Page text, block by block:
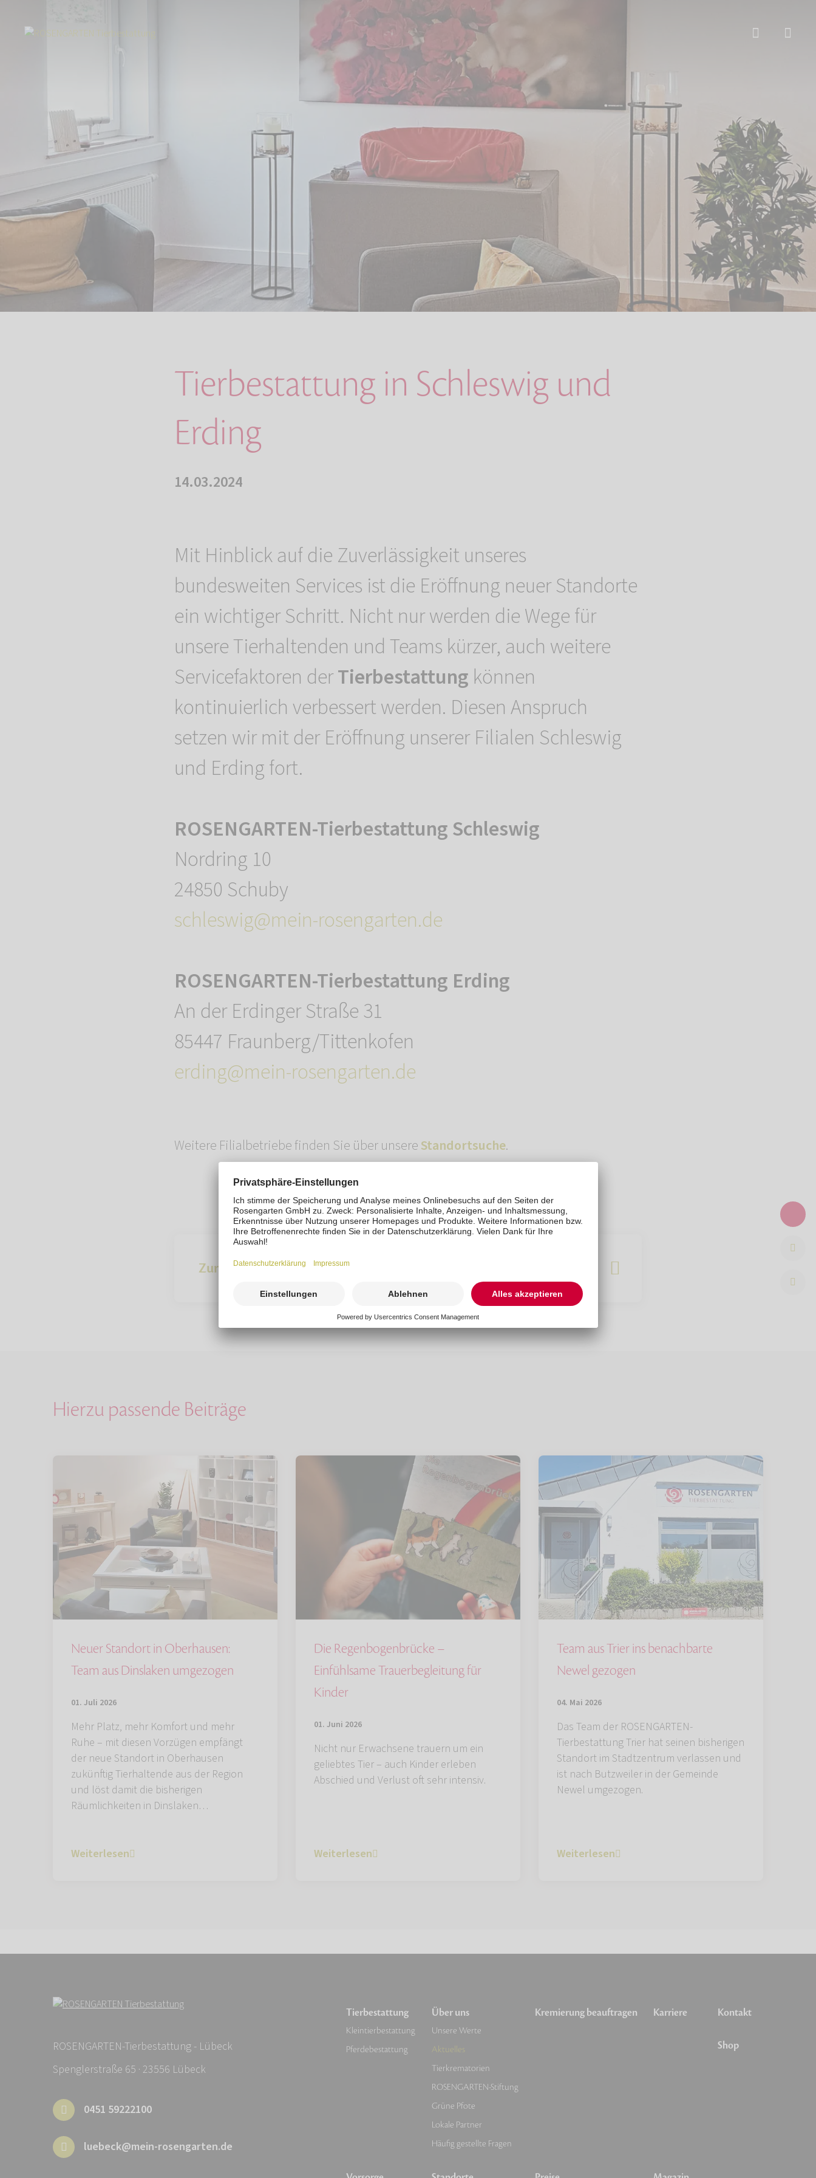
Tierbestattung in Schleswig und
Erding
14.03.2024
Mit Hinblick auf die Zuverlässigkeit unseres
bundesweiten Services ist die Eröffnung neuer Standorte
ein wichtiger Schritt. Nicht nur werden die Wege für
unsere Tierhaltenden und Teams kürzer, auch weitere
Servicefaktoren derTierbestattung können
kontinuierlich verbessert werden. Diesen Anspruch
setzen wir mit der Eröffnung unserer Filialen Schleswig
und Erding fort.
ROSENGARTEN-Tierbestattung Schleswig
Nordring 10
24850 Schuby
schleswig@mein-rosengarten.de
ROSENGARTEN-Tierbestattung Erding
An der Erdinger Straße 31
85447 Fraunberg/Tittenkofen
erding@mein-rosengarten.de
Weitere Filialbetriebe finden Sie über unsereStandortsuche.
Zur Übersicht
Hierzu passende Beiträge
Neuer Standort in Oberhausen:
Team aus Dinslaken umgezogen
01. Juli 2026
Mehr Platz, mehr Komfort und mehr
Ruhe – mit diesen Vorzügen empfängt
der neue Standort in Oberhausen
zukünftig Tierhaltende aus der Region
und löst damit die bisherigen
Räumlichkeiten in Dinslaken…
Weiterlesen
Die Regenbogenbrücke –
Einfühlsame Trauerbegleitung für
Kinder
01. Juni 2026
Nicht nur Erwachsene trauern um ein
geliebtes Tier – auch Kinder erleben
Abschied und Verlust oft sehr intensiv.
Weiterlesen
Team aus Trier ins benachbarte
Newel gezogen
04. Mai 2026
Das Team der ROSENGARTEN-
Tierbestattung Trier hat seinen bisherigen
Standort im Stadtzentrum verlassen und
ist nach Butzweiler in der Gemeinde
Newel umgezogen.
Weiterlesen
ROSENGARTEN-Tierbestattung - Lübeck
Spenglerstraße 65 · 23556 Lübeck
0451 59222100
luebeck@mein-rosengarten.de
Tierbestattung
Kleintierbestattung
Pferdebestattung
Über uns
Unsere Werte
Aktuelles
Tierkrematorien
ROSENGARTEN-Stiftung
Grüne Pfote
Lokale Partner
Häufig gestellte Fragen
Kremierung beauftragen Karriere Kontakt
Shop